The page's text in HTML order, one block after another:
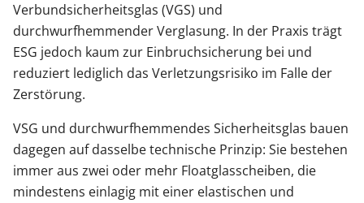
Verbundsicherheitsglas (VGS) und
durchwurfhemmender Verglasung. In der Praxis trägt
ESG jedoch kaum zur Einbruchsicherung bei und
reduziert lediglich das Verletzungsrisiko im Falle der
Zerstörung.
VSG und durchwurfhemmendes Sicherheitsglas bauen
dagegen auf dasselbe technische Prinzip: Sie bestehen
immer aus zwei oder mehr Floatglasscheiben, die
mindestens einlagig mit einer elastischen und